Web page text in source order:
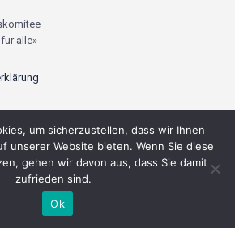
alle»
nein.ch
um sicherzustellen, dass wir Ihnen
unserer Website bieten. Wenn Sie diese
gehen wir davon aus, dass Sie damit
zufrieden sind.
Ok